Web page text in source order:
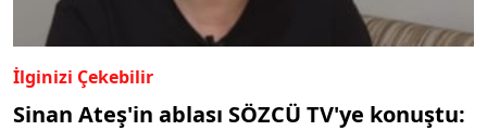
İlginizi Çekebilir
Sinan Ateş'in ablası SÖZCÜ TV'ye konuştu: